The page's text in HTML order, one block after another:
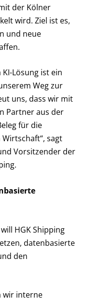
der Kölner
wird. Ziel ist es,
und neue
Lösung ist ein
Weg zur
uns, dass wir mit
Partner aus der
für die
sagt
Vorsitzender der
HGK Shipping
datenbasierte
den
wir interne